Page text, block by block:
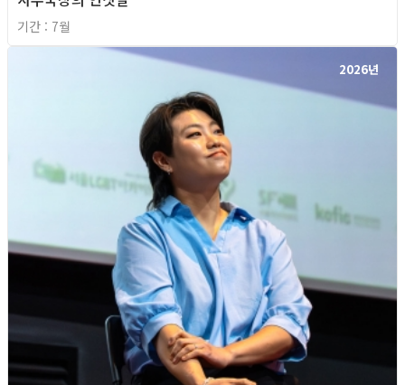
기간 : 7월
2026년